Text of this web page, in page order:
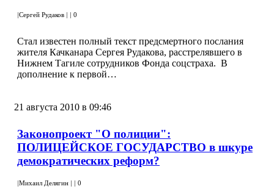
|Сергей Рудаков | | 0
Стал известен полный текст предсмертного послания
жителя Качканара Сергея Рудакова, расстрелявшего в
Нижнем Тагиле сотрудников Фонда соцстраха. В
дополнение к первой…
21 августа 2010 в 09:46
Законопроект "О полиции":
ПОЛИЦЕЙСКОЕ ГОСУДАРСТВО в шкуре
демократических реформ?
|Михаил Делягин | | 0